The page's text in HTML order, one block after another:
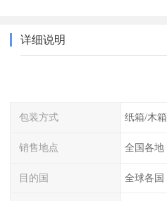
详细说明
包装方式 纸箱/木箱
销售地点 全国各地
目的国 全球各国